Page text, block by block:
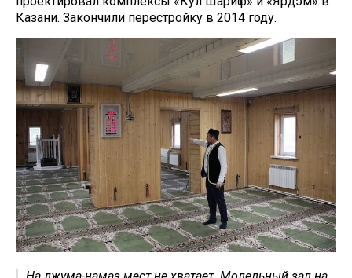
Казани. Закончили перестройку в 2014 году.